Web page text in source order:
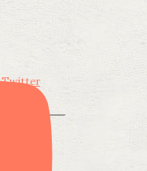
Twitter